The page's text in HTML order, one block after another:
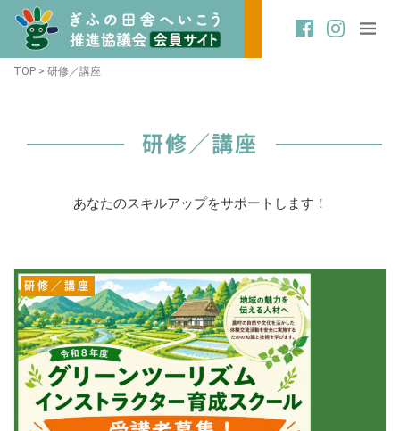
TOP > 研修／講座
研修／講座
あなたのスキルアップをサポートします！
研修／講座